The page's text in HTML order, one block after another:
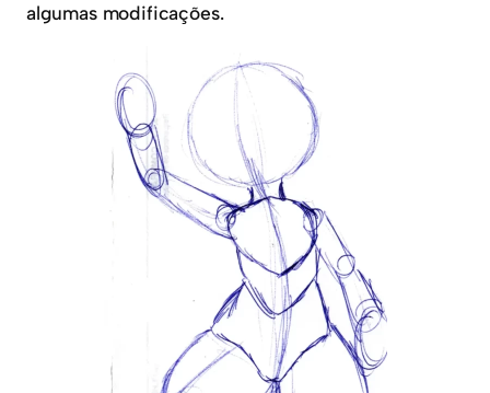
algumas modificações.